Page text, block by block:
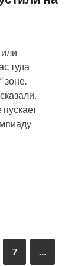
туда
зоне.
7 …